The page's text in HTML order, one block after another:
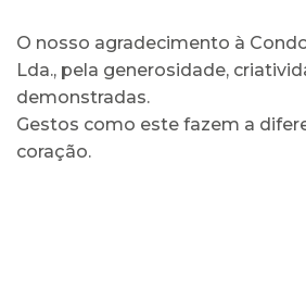
O nosso agradecimento à
Lda., pela generosidade,
demonstradas.
Gestos como este fazem a
coração.